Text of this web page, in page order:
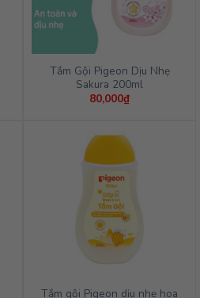
Tắm Gội Pigeon Dịu Nhẹ
Sakura 200ml
80,000₫
Tắm gội Pigeon dịu nhẹ hoa